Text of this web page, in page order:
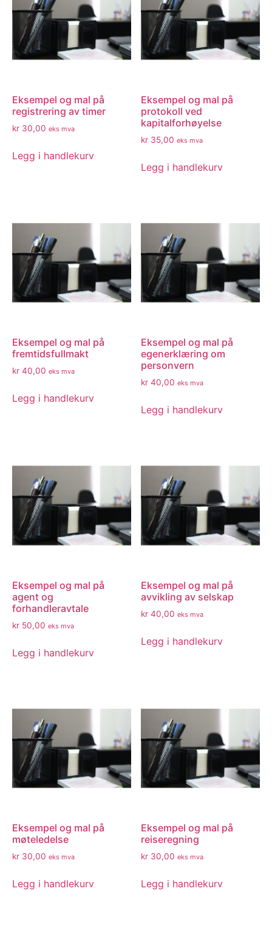
Eksempel og mal på
registrering av timer
kr 30,00 eks mva
Legg i handlekurv
Eksempel og mal på
protokoll ved
kapitalforhøyelse
kr 35,00 eks mva
Legg i handlekurv
Eksempel og mal på
fremtidsfullmakt
kr 40,00 eks mva
Legg i handlekurv
Eksempel og mal på
egenerklæring om
personvern
kr 40,00 eks mva
Legg i handlekurv
Eksempel og mal på
agent og
forhandleravtale
kr 50,00 eks mva
Legg i handlekurv
Eksempel og mal på
avvikling av selskap
kr 40,00 eks mva
Legg i handlekurv
Eksempel og mal på
møteledelse
kr 30,00 eks mva
Legg i handlekurv
Eksempel og mal på
reiseregning
kr 30,00 eks mva
Legg i handlekurv